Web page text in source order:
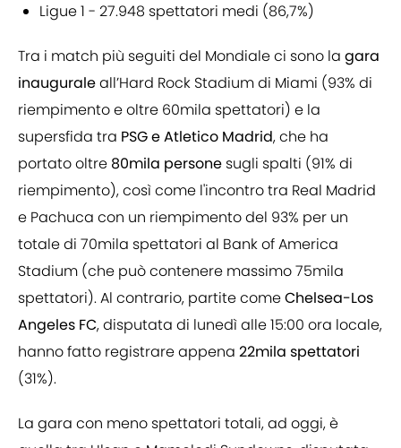
Ligue 1 - 27.948 spettatori medi (86,7%)
Tra i match più seguiti del Mondiale ci sono la gara
inauguraleall’Hard Rock Stadium di Miami (93% di
riempimento e oltre 60mila spettatori) e la
supersfida tra PSG e Atletico Madrid, che ha
portato oltre 80mila persone sugli spalti (91% di
riempimento), così come l'incontro tra Real Madrid
e Pachuca con un riempimento del 93% per un
totale di 70mila spettatori al Bank of America
Stadium (che può contenere massimo 75mila
spettatori). Al contrario, partite comeChelsea-Los
Angeles FC, disputata di lunedì alle 15:00 ora locale,
hanno fatto registrare appena 22mila spettatori
(31%).
La gara con meno spettatori totali, ad oggi, è